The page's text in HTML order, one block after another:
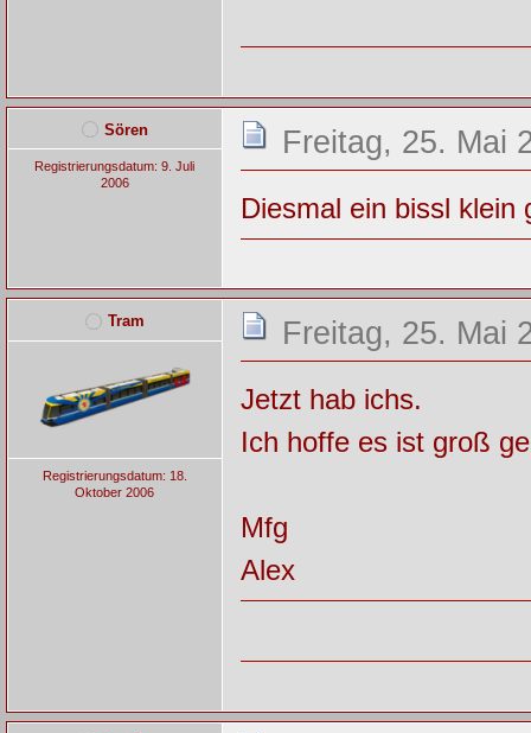
Sören
Registrierungsdatum: 9. Juli
2006
Freitag, 25. Mai
Diesmal ein bissl klein
Tram
Registrierungsdatum: 18.
Oktober 2006
Freitag, 25. Mai
Jetzt hab ichs.
Ich hoffe es ist groß
Mfg
Alex